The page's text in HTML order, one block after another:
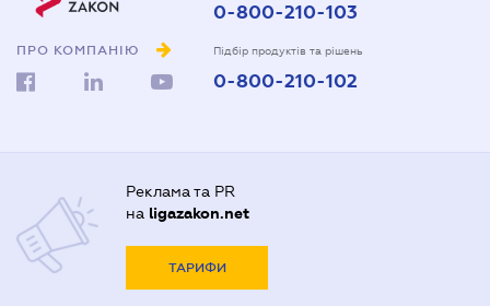
ПРО КОМПАНІЮ
0-800-210-103
Підбір продуктів та рішень
0-800-210-102
Реклама та PR
на ligazakon.net
ТАРИФИ